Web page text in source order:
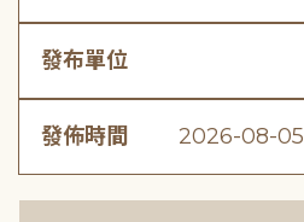
發布單位
發佈時間 2026-08-05